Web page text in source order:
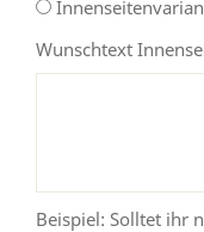
Wunschtext
Beispiel: Solltet ihr